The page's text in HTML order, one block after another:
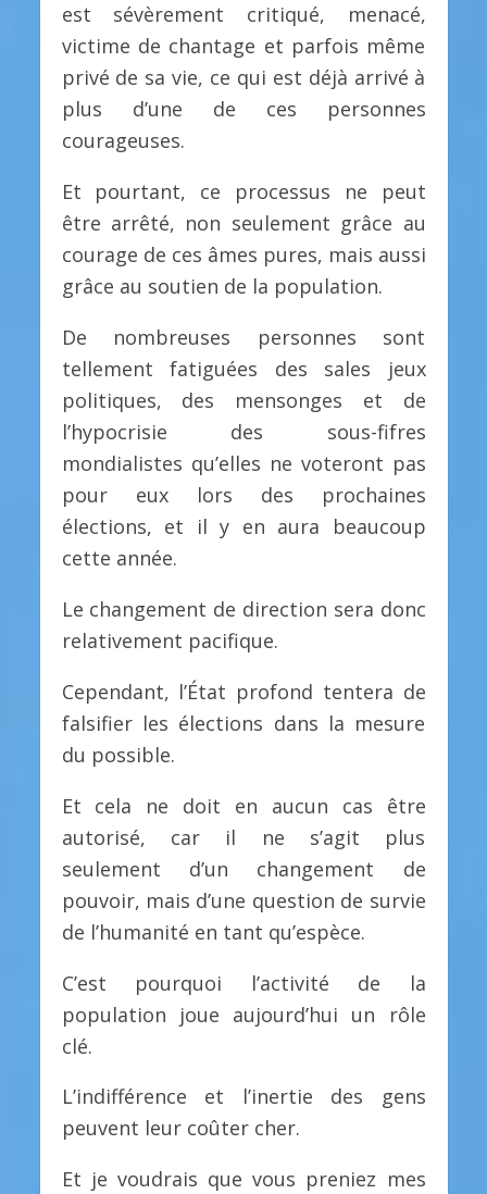
est sévèrement critiqué, menacé,
victime de chantage et parfois même
privé de sa vie, ce qui est déjà arrivé à
plus d’une de ces personnes
courageuses.
Et pourtant, ce processus ne peut
être arrêté, non seulement grâce au
courage de ces âmes pures, mais aussi
grâce au soutien de la population.
De nombreuses personnes sont
tellement fatiguées des sales jeux
politiques, des mensonges et de
l’hypocrisie des sous-fifres
mondialistes qu’elles ne voteront pas
pour eux lors des prochaines
élections, et il y en aura beaucoup
cette année.
Le changement de direction sera donc
relativement pacifique.
Cependant, l’État profond tentera de
falsifier les élections dans la mesure
du possible.
Et cela ne doit en aucun cas être
autorisé, car il ne s’agit plus
seulement d’un changement de
pouvoir, mais d’une question de survie
de l’humanité en tant qu’espèce.
C’est pourquoi l’activité de la
population joue aujourd’hui un rôle
clé.
L’indifférence et l’inertie des gens
peuvent leur coûter cher.
Et je voudrais que vous preniez mes